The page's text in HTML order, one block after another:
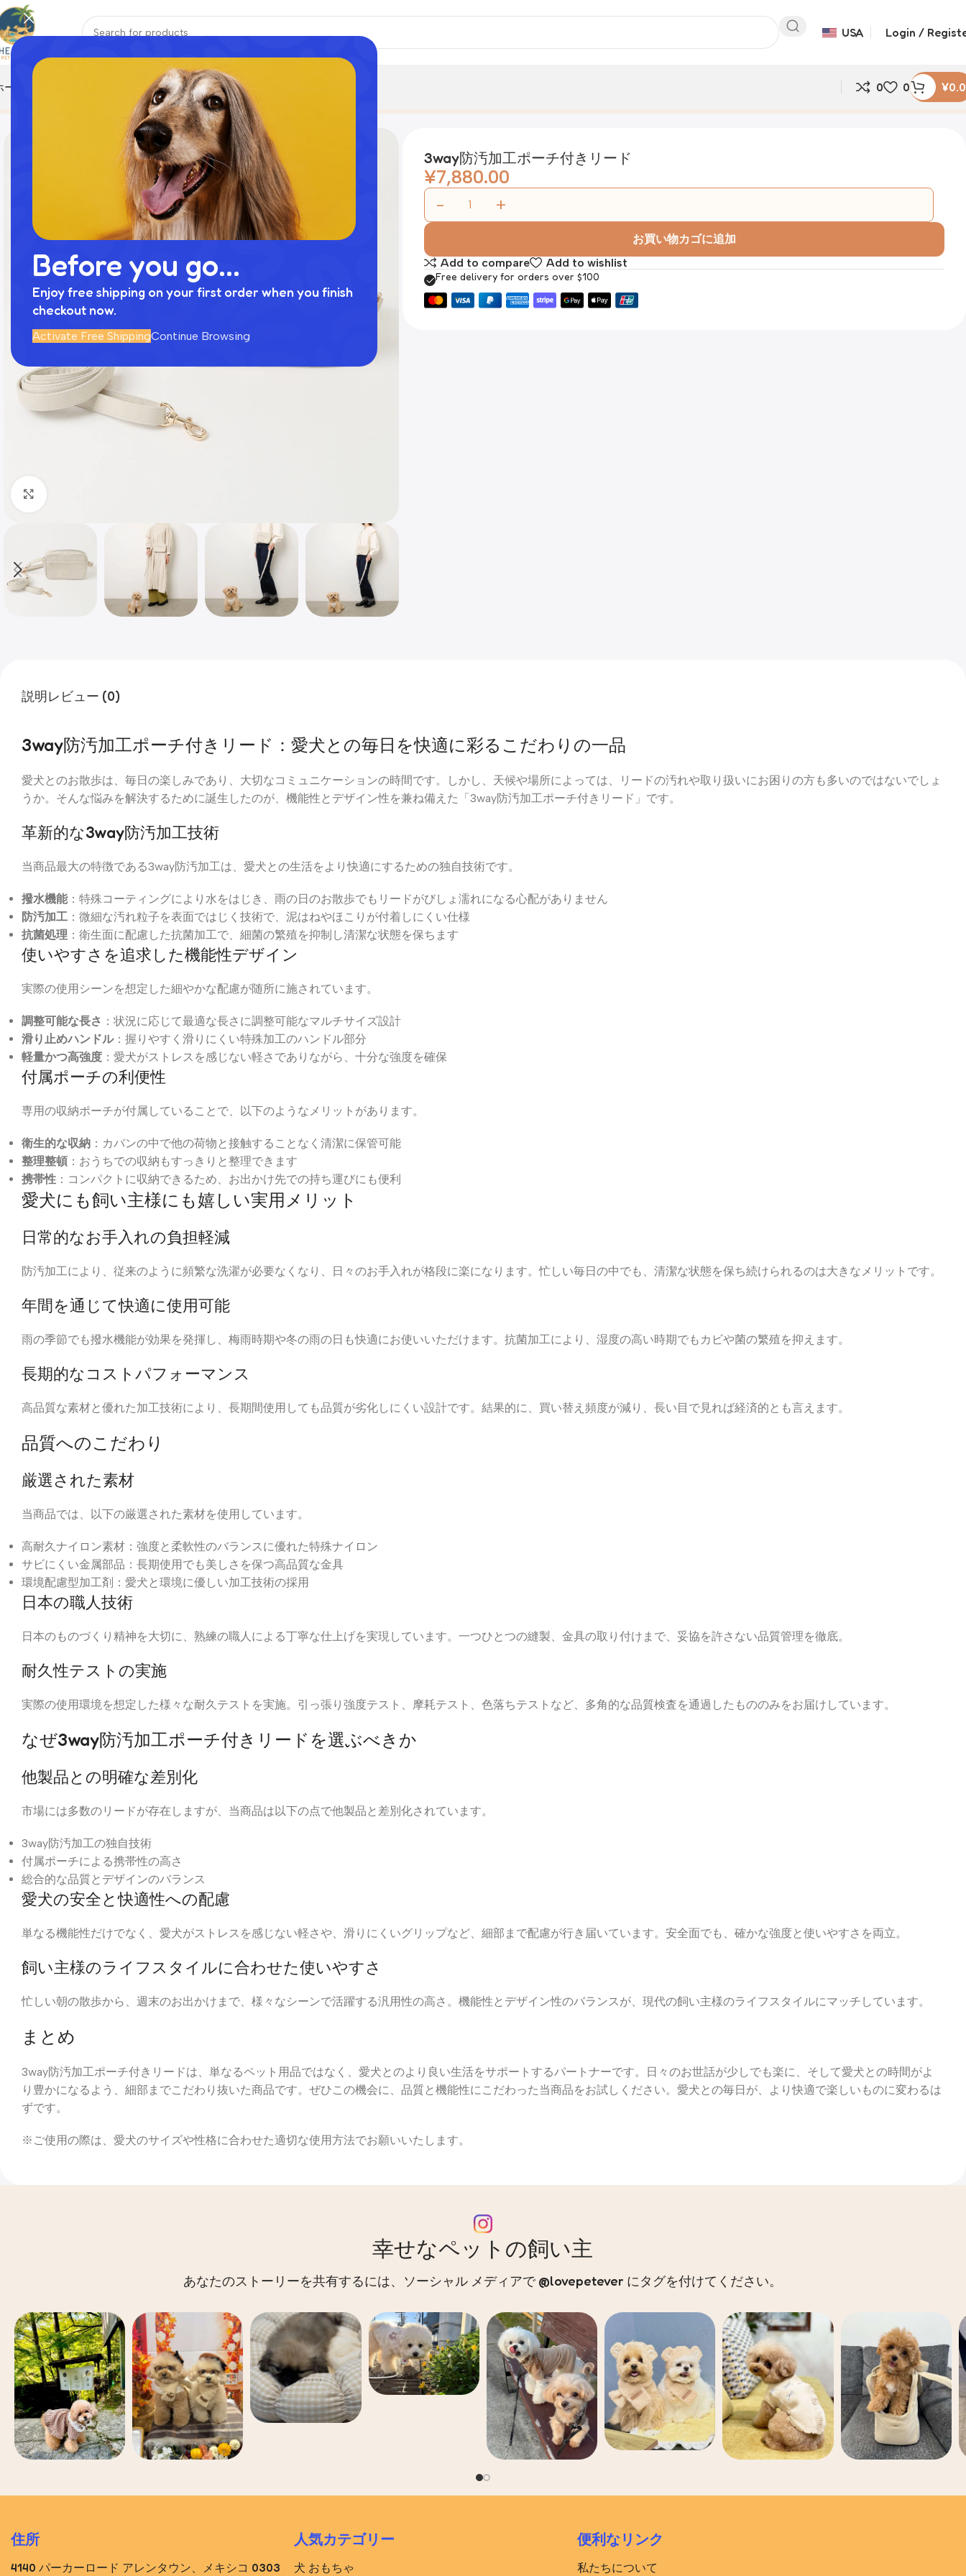
Before you go...
Enjoy free shipping on your first order when you finish
checkout now.
Activate Free ShippingContinue Browsing
USA Login /
ム ペットウェアペット寝具リード 0 0 ¥
3way防汚加工ポーチ付きリード
3way防汚加工ポーチ付きリード
¥7,880.00
お買い物カゴに追加
Add to compare
Add to wishlist
Free delivery for orders over $100
説明レビュー (0)
3way防汚加工ポーチ付きリード：愛犬との毎日を快適に彩るこだわりの一品
愛犬とのお散歩は、毎日の楽しみであり、大切なコミュニケーションの時間です。しかし、天候や場所によっては、リードの汚れや取り扱いにお困りの方も多いのではないでしょ
うか。そんな悩みを解決するために誕生したのが、機能性とデザイン性を兼ね備えた「3way防汚加工ポーチ付きリード」です。
革新的な3way防汚加工技術
当商品最大の特徴である3way防汚加工は、愛犬との生活をより快適にするための独自技術です。
撥水機能：特殊コーティングにより水をはじき、雨の日のお散歩でもリードがびしょ濡れになる心配がありません
防汚加工 ：微細な汚れ粒子を表面ではじく技術で、泥はねやほこりが付着しにくい仕様
抗菌処理 ：衛生面に配慮した抗菌加工で、細菌の繁殖を抑制し清潔な状態を保ちます
使いやすさを追求した機能性デザイン
実際の使用シーンを想定した細やかな配慮が随所に施されています。
調整可能な長さ ：状況に応じて最適な長さに調整可能なマルチサイズ設計
滑り止めハンドル：握りやすく滑りにくい特殊加工のハンドル部分
軽量かつ高強度 ：愛犬がストレスを感じない軽さでありながら、十分な強度を確保
付属ポーチの利便性
専用の収納ポーチが付属していることで、以下のようなメリットがあります。
衛生的な収納 ：カバンの中で他の荷物と接触することなく清潔に保管可能
整理整頓 ：おうちでの収納もすっきりと整理できます
携帯性 ：コンパクトに収納できるため、お出かけ先での持ち運びにも便利
愛犬にも飼い主様にも嬉しい実用メリット
日常的なお手入れの負担軽減
防汚加工により、従来のように頻繁な洗濯が必要なくなり、日々のお手入れが格段に楽になります。忙しい毎日の中でも、清潔な状態を保ち続けられるのは大きなメリットです。
年間を通じて快適に使用可能
雨の季節でも撥水機能が効果を発揮し、梅雨時期や冬の雨の日も快適にお使いいただけます。抗菌加工により、湿度の高い時期でもカビや菌の繁殖を抑えます。
長期的なコストパフォーマンス
高品質な素材と優れた加工技術により、長期間使用しても品質が劣化しにくい設計です。結果的に、買い替え頻度が減り、長い目で見れば経済的とも言えます。
品質へのこだわり
厳選された素材
当商品では、以下の厳選された素材を使用しています。
高耐久ナイロン素材：強度と柔軟性のバランスに優れた特殊ナイロン
サビにくい金属部品：長期使用でも美しさを保つ高品質な金具
環境配慮型加工剤：愛犬と環境に優しい加工技術の採用
日本の職人技術
日本のものづくり精神を大切に、熟練の職人による丁寧な仕上げを実現しています。一つひとつの縫製、金具の取り付けまで、妥協を許さない品質管理を徹底。
耐久性テストの実施
実際の使用環境を想定した様々な耐久テストを実施。引っ張り強度テスト、摩耗テスト、色落ちテストなど、多角的な品質検査を通過したもののみをお届けしています。
なぜ3way防汚加工ポーチ付きリードを選ぶべきか
他製品との明確な差別化
市場には多数のリードが存在しますが、当商品は以下の点で他製品と差別化されています。
3way防汚加工の独自技術
付属ポーチによる携帯性の高さ
総合的な品質とデザインのバランス
愛犬の安全と快適性への配慮
単なる機能性だけでなく、愛犬がストレスを感じない軽さや、滑りにくいグリップなど、細部まで配慮が行き届いています。安全面でも、確かな強度と使いやすさを両立。
飼い主様のライフスタイルに合わせた使いやすさ
忙しい朝の散歩から、週末のお出かけまで、様々なシーンで活躍する汎用性の高さ。機能性とデザイン性のバランスが、現代の飼い主様のライフスタイルにマッチしています。
まとめ
3way防汚加工ポーチ付きリードは、単なるペット用品ではなく、愛犬とのより良い生活をサポートするパートナーです。日々のお世話が少しでも楽に、そして愛犬との時間がよ
り豊かになるよう、細部までこだわり抜いた商品です。ぜひこの機会に、品質と機能性にこだわった当商品をお試しください。愛犬との毎日が、より快適で楽しいものに変わるは
ずです。
※ご使用の際は、愛犬のサイズや性格に合わせた適切な使用方法でお願いいたします。
幸せなペットの飼い主
あなたのストーリーを共有するには、ソーシャル メディアで @lovepetever にタグを付けてください。
住所
4140 パーカーロード アレンタウン、メキシコ 0303
人気カテゴリー
犬 おもちゃ
便利なリンク
私たちについて